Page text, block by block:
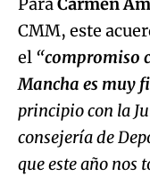
ParaCarmen
CMM, este
el “compromiso
Mancha es muy
principio con la
consejería de
que este año nos